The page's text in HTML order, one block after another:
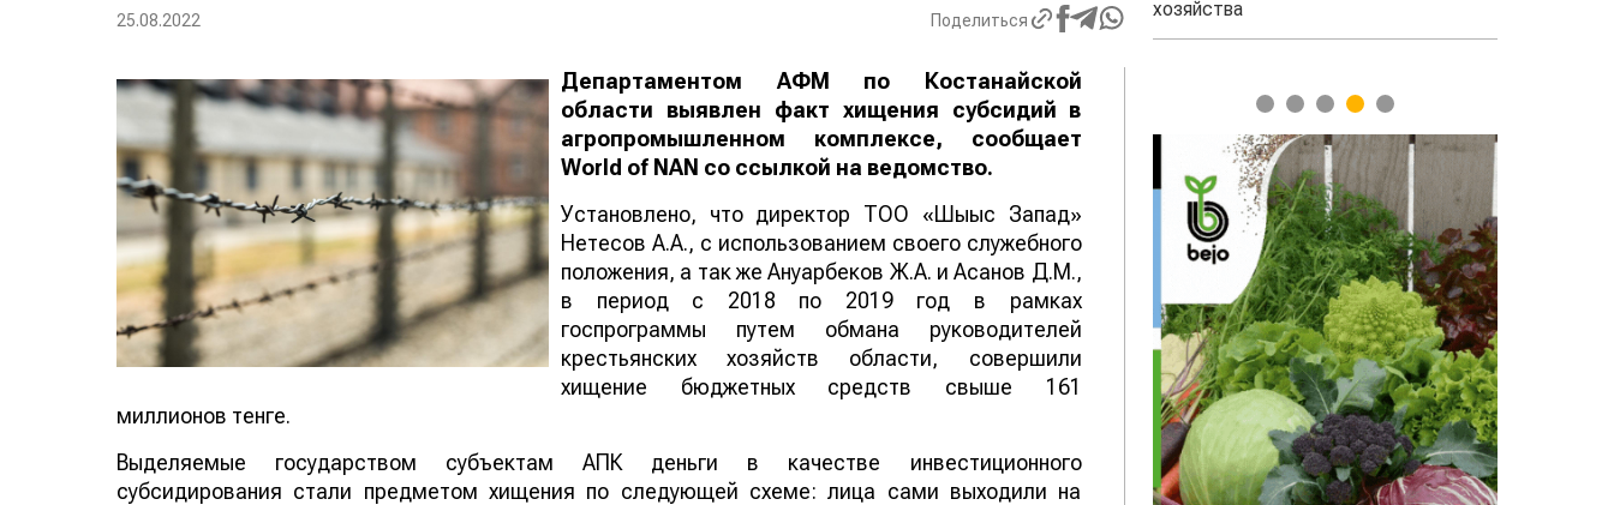
25.08.2022 Поделиться
Департаментом АФМ по Костанайской
области выявлен факт хищения субсидий в
агропромышленном комплексе, сообщает
World of NAN со ссылкой на ведомство.
Установлено, что директор ТОО «Шығыс Запад»
Нетесов А.А., с использованием своего служебного
положения, а так же Ануарбеков Ж.А. и Асанов Д.М.,
в период с 2018 по 2019 год в рамках
госпрограммы путем обмана руководителей
крестьянских хозяйств области, совершили
хищение бюджетных средств свыше 161
миллионов тенге.
Выделяемые государством субъектам АПК деньги в качестве инвестиционного
субсидирования стали предметом хищения по следующей схеме: лица сами выходили на
1 2 3 4 5